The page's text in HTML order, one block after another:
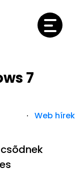
7
· Web hírek